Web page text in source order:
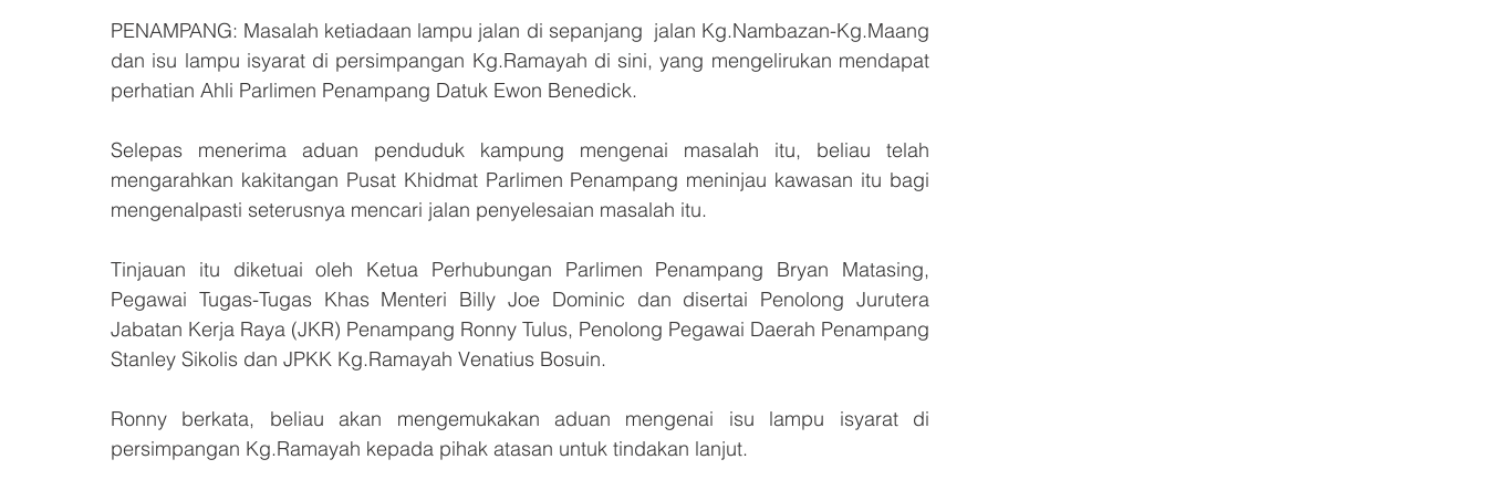
PENAMPANG: Masalah ketiadaan lampu jalan di sepanjang  jalan Kg.Nambazan-Kg.Maang
dan isu lampu isyarat di persimpangan Kg.Ramayah di sini, yang mengelirukan mendapat
perhatian Ahli Parlimen Penampang Datuk Ewon Benedick.
Selepas menerima aduan penduduk kampung mengenai masalah itu, beliau telah
mengarahkan kakitangan Pusat Khidmat Parlimen Penampang meninjau kawasan itu bagi
mengenalpasti seterusnya mencari jalan penyelesaian masalah itu.
Tinjauan itu diketuai oleh Ketua Perhubungan Parlimen Penampang Bryan Matasing,
Pegawai Tugas-Tugas Khas Menteri Billy Joe Dominic dan disertai Penolong Jurutera
Jabatan Kerja Raya (JKR) Penampang Ronny Tulus, Penolong Pegawai Daerah Penampang
Stanley Sikolis dan JPKK Kg.Ramayah Venatius Bosuin.
Ronny berkata, beliau akan mengemukakan aduan mengenai isu lampu isyarat di
persimpangan Kg.Ramayah kepada pihak atasan untuk tindakan lanjut.